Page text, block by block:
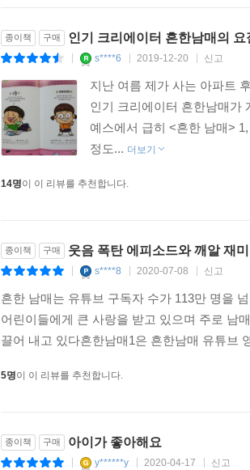
종이책 구매 인기 크리에이터 흔한남매의
s****6 2019-12-20 신고
지난 여름 제가 사는 아파트
인기 크리에이터 흔한남매가
예스에서 급히 <흔한 남매>
정도... 더보기
14명이 이 리뷰를 추천합니다.
종이책 구매 웃음 폭탄 에피소드와 깨알 재
s****8 2020-07-08 신고
흔한 남매는 유튜브 구독자 수가 113만 명을
어린이들에게 큰 사랑을 받고 있으며 주로 남
끌어 내고 있다흔한남매1은 흔한남매 유튜브
5명이 이 리뷰를 추천합니다.
종이책 구매 아이가 좋아해요
y******y 2020-04-17 신고